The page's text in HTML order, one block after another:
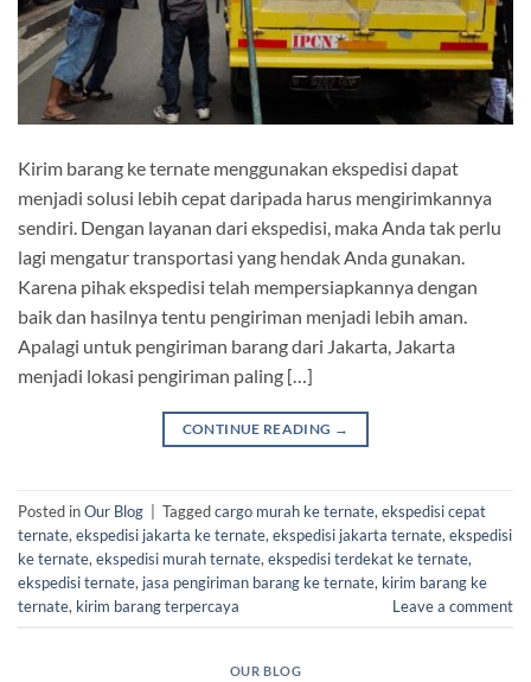
Kirim barang ke ternate menggunakan ekspedisi dapat
menjadi solusi lebih cepat daripada harus mengirimkannya
sendiri. Dengan layanan dari ekspedisi, maka Anda tak perlu
lagi mengatur transportasi yang hendak Anda gunakan.
Karena pihak ekspedisi telah mempersiapkannya dengan
baik dan hasilnya tentu pengiriman menjadi lebih aman.
Apalagi untuk pengiriman barang dari Jakarta, Jakarta
menjadi lokasi pengiriman paling […]
CONTINUE READING →
Posted inOur Blog Taggedcargo murah ke ternate, ekspedisi cepat
ternate, ekspedisi jakarta ke ternate, ekspedisi jakarta ternate, ekspedisi
ke ternate, ekspedisi murah ternate, ekspedisi terdekat ke ternate,
ekspedisi ternate, jasa pengiriman barang ke ternate, kirim barang ke
ternate, kirim barang terpercaya Leave a comment
OUR BLOG